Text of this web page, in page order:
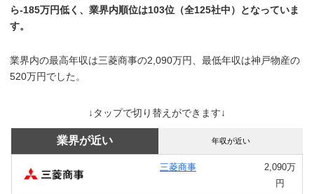
ら-185万円低く、業界内順位は103位（全125社中）となっていま
す。
業界内の最高年収は三菱商事の2,090万円、最低年収は神戸物産の
520万円でした。
↓タップで切り替えができます↓
業界が近い 年収が近い
三菱商事
2,090万
円